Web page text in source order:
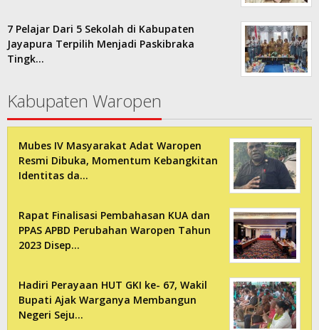
7 Pelajar Dari 5 Sekolah di Kabupaten
Jayapura Terpilih Menjadi Paskibraka
Tingk…
Kabupaten Waropen
Mubes IV Masyarakat Adat Waropen
Resmi Dibuka, Momentum Kebangkitan
Identitas da…
Rapat Finalisasi Pembahasan KUA dan
PPAS APBD Perubahan Waropen Tahun
2023 Disep…
Hadiri Perayaan HUT GKI ke- 67, Wakil
Bupati Ajak Warganya Membangun
Negeri Seju…